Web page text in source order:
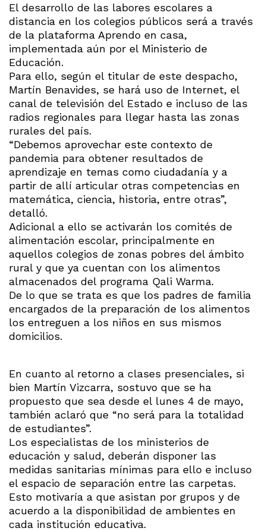
El desarrollo de las labores escolares a
distancia en los colegios públicos será a través
de la plataforma Aprendo en casa,
implementada aún por el Ministerio de
Educación.
Para ello, según el titular de este despacho,
Martín Benavides, se hará uso de Internet, el
canal de televisión del Estado e incluso de las
radios regionales para llegar hasta las zonas
rurales del país.
“Debemos aprovechar este contexto de
pandemia para obtener resultados de
aprendizaje en temas como ciudadanía y a
partir de allí articular otras competencias en
matemática, ciencia, historia, entre otras”,
detalló.
Adicional a ello se activarán los comités de
alimentación escolar, principalmente en
aquellos colegios de zonas pobres del ámbito
rural y que ya cuentan con los alimentos
almacenados del programa Qali Warma.
De lo que se trata es que los padres de familia
encargados de la preparación de los alimentos
los entreguen a los niños en sus mismos
domicilios.
En cuanto al retorno a clases presenciales, si
bien Martín Vizcarra, sostuvo que se ha
propuesto que sea desde el lunes 4 de mayo,
también aclaró que “no será para la totalidad
de estudiantes”.
Los especialistas de los ministerios de
educación y salud, deberán disponer las
medidas sanitarias mínimas para ello e incluso
el espacio de separación entre las carpetas.
Esto motivaría a que asistan por grupos y de
acuerdo a la disponibilidad de ambientes en
cada institución educativa.